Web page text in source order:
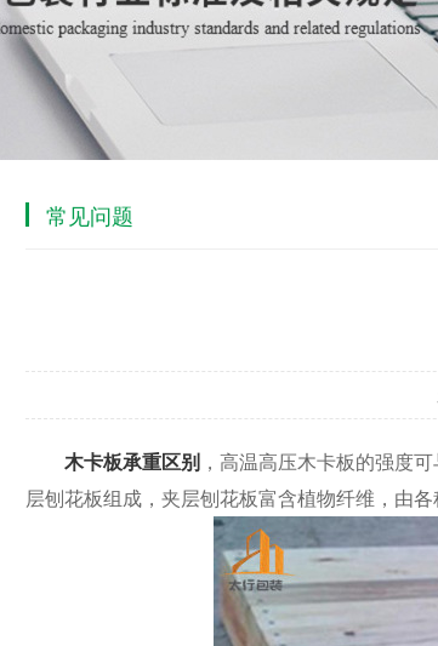
常见问题
木卡板承重区别 ，高温高压木卡板的强度
层刨花板组成，夹层刨花板富含植物纤维，由